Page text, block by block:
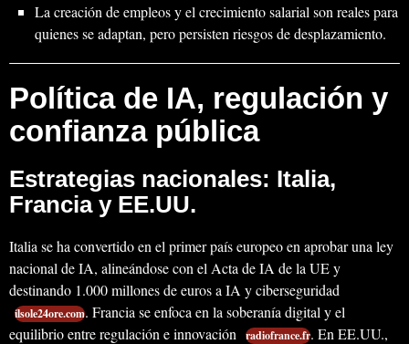
La creación de empleos y el crecimiento salarial son reales para
quienes se adaptan, pero persisten riesgos de desplazamiento.
Política de IA, regulación y
confianza pública
Estrategias nacionales: Italia,
Francia y EE.UU.
Italia se ha convertido en el primer país europeo en aprobar una ley
nacional de IA, alineándose con el Acta de IA de la UE y
destinando 1.000 millones de euros a IA y ciberseguridad
ilsole24ore.com. Francia se enfoca en la soberanía digital y el
equilibrio entre regulación e innovación
radiofrance.fr. En EE.UU.,